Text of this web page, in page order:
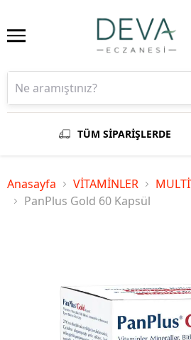
TÜM SİPARİŞLERDE
Anasayfa VİTAMİNLER
PanPlus Gold 60 Kapsül